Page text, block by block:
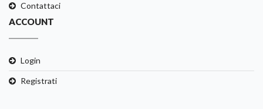
Contattaci
ACCOUNT
Login
Registrati